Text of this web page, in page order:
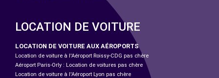
LOCATION DE VOITURE
LOCATION DE VOITURE AUX AÉROPORTS
Location de voiture à l'Aéroport Roissy-CDG pas chère
Aéroport Paris-Orly : Location de voitures pas chère
Location de voiture à l'Aéroport Lyon pas chère